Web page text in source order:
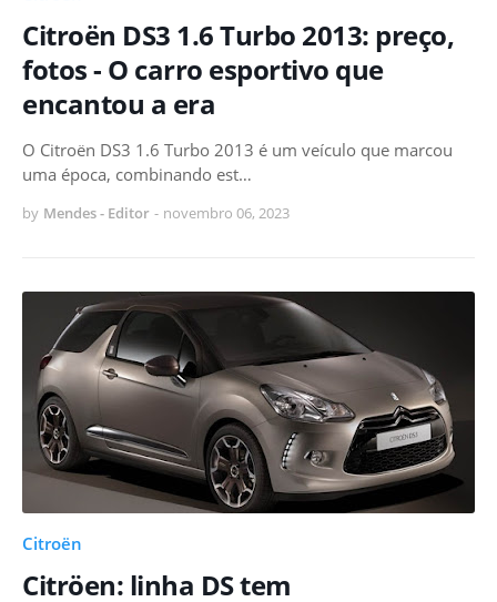
Citroën DS3 1.6 Turbo 2013: preço,
fotos - O carro esportivo que
encantou a era
O Citroën DS3 1.6 Turbo 2013 é um veículo que marcou
uma época, combinando est…
by Mendes - Editor - novembro 06, 2023
Citroën
Citröen: linha DS tem